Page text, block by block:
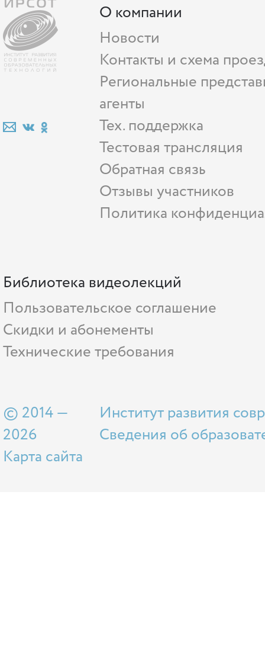
О компании
Новости
Контакты и схема
Региональные
агенты
Тех. поддержка
Тестовая трансляция
Обратная связь
Отзывы участников
Политика
Библиотека видеолекций
Пользовательское соглашение
Скидки и абонементы
Технические требования
© 2014 —
2026
Карта сайта
Институт развития
Сведения об